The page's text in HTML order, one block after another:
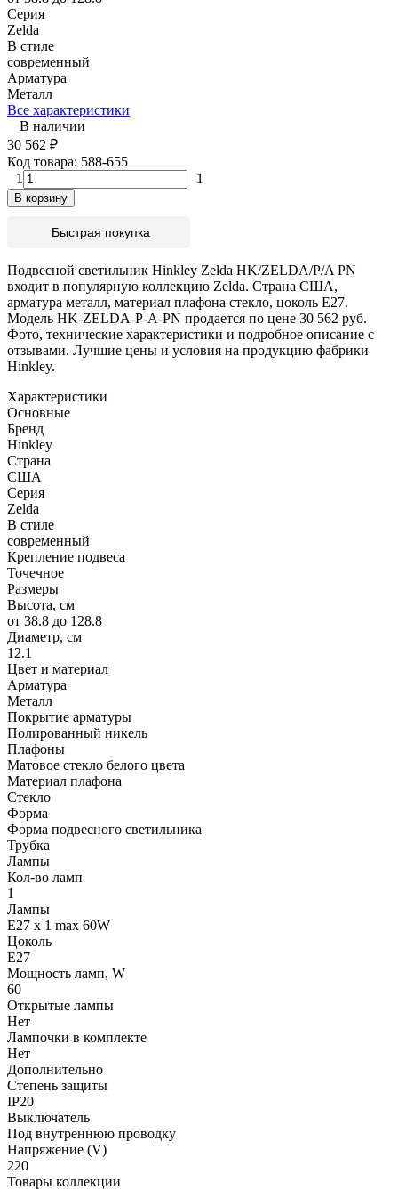
Серия
Zelda
В стиле
современный
Арматура
Металл
Все характеристики
В наличии
30 562 ₽
Код товара: 588-655
1
1
В корзину
Быстрая покупка
Подвесной светильник Hinkley Zelda HK/ZELDA/P/A PN
входит в популярную коллекцию Zelda. Страна США,
арматура металл, материал плафона стекло, цоколь E27.
Модель HK-ZELDA-P-A-PN продается по цене 30 562 руб.
Фото, технические характеристики и подробное описание с
отзывами. Лучшие цены и условия на продукцию фабрики
Hinkley.
Характеристики
Основные
Бренд
Hinkley
Страна
США
Серия
Zelda
В стиле
современный
Крепление подвеса
Точечное
Размеры
Высота, см
от 38.8 до 128.8
Диаметр, см
12.1
Цвет и материал
Арматура
Металл
Покрытие арматуры
Полированный никель
Плафоны
Матовое стекло белого цвета
Материал плафона
Стекло
Форма
Форма подвесного светильника
Трубка
Лампы
Кол-во ламп
1
Лампы
E27 x 1 max 60W
Цоколь
E27
Мощность ламп, W
60
Открытые лампы
Нет
Лампочки в комплекте
Нет
Дополнительно
Степень защиты
IP20
Выключатель
Под внутреннюю проводку
Напряжение (V)
220
Товары коллекции